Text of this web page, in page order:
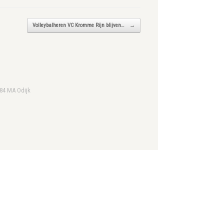
Volleybalheren VC Kromme Rijn blijven… →
MA Odijk